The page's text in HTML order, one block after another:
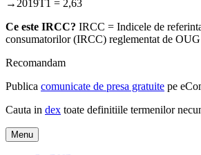
→2019T1 = 2,63
Ce este IRCC? IRCC = Indicele de
consumatorilor (IRCC) reglementat de
Recomandam
Publica comunicate de presa gratuite pe
Cauta in dex toate definitiile termenilor
Menu